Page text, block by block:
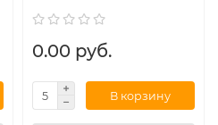
0.00 руб.
В корзину